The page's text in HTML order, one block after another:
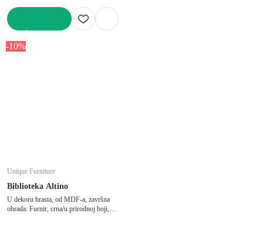
-10%
Unique Furniture
Biblioteka Altino
U dekoru hrasta, od MDF-a, završna
obrada: Furnir, crna/u prirodnoj boji,